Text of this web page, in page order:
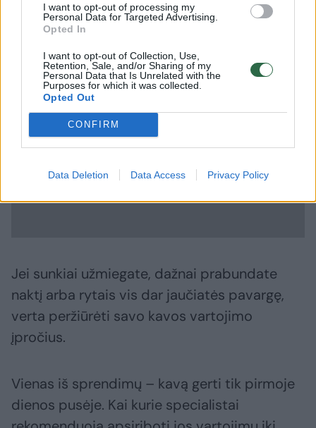
I want to opt-out of processing my
Personal Data for Targeted Advertising.
Opted In
I want to opt-out of Collection, Use,
Retention, Sale, and/or Sharing of my
Personal Data that Is Unrelated with the
Purposes for which it was collected.
Opted Out
CONFIRM
Data Deletion Data Access Privacy Policy
Kavos guru pasakoja, kuo skiriasi kavos
pupelių rūšys
Jei sunkiai užmiegate, dažnai prabundate
naktį arba rytais vis dar jaučiatės pavargę,
verta peržiūrėti savo kavos vartojimo
įpročius.
Vienas iš sprendimų – kavą gerti tik pirmoje
dienos pusėje. Kai kurie specialistai